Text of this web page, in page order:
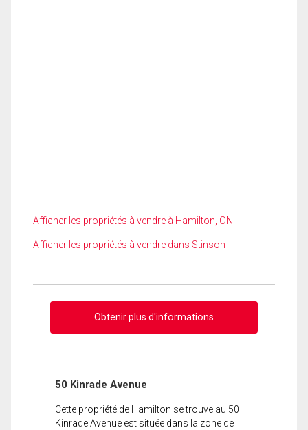
Afficher les propriétés à vendre à Hamilton, ON
Afficher les propriétés à vendre dans Stinson
Obtenir plus d'informations
50 Kinrade Avenue
Cette propriété de Hamilton se trouve au 50
Kinrade Avenue est située dans la zone de